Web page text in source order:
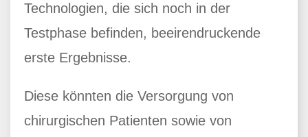
Technologien, die sich noch in der
Testphase befinden, beeirendruckende
erste Ergebnisse.
Diese könnten die Versorgung von
chirurgischen Patienten sowie von